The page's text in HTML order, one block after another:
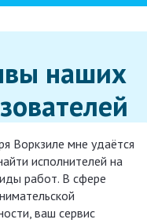
наших
Воркзиле мне удаётся
исполнителей на
работ. В сфере
ваш сервис